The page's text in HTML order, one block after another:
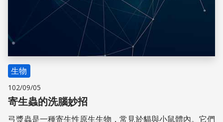
生物
102/09/05
寄生蟲的洗腦妙招
弓漿蟲是一種寄生性原生生物，常見於貓與小鼠體內。它們